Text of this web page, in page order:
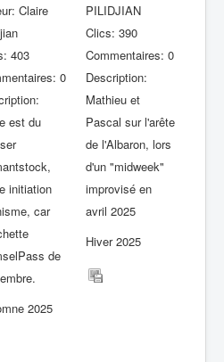
Claire
403
0
est du
initiation
car
de
2025
PILIDJIAN
Clics: 390
Commentaires: 0
Description:
Mathieu et
Pascal sur l'arête
de l'Albaron, lors
d'un "midweek"
improvisé en
avril 2025
Hiver 2025